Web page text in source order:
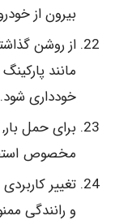
بیرون از
از روشن
مانند
خودداری شود.
برای حمل
مخصوص
تغییر
و رانندگی